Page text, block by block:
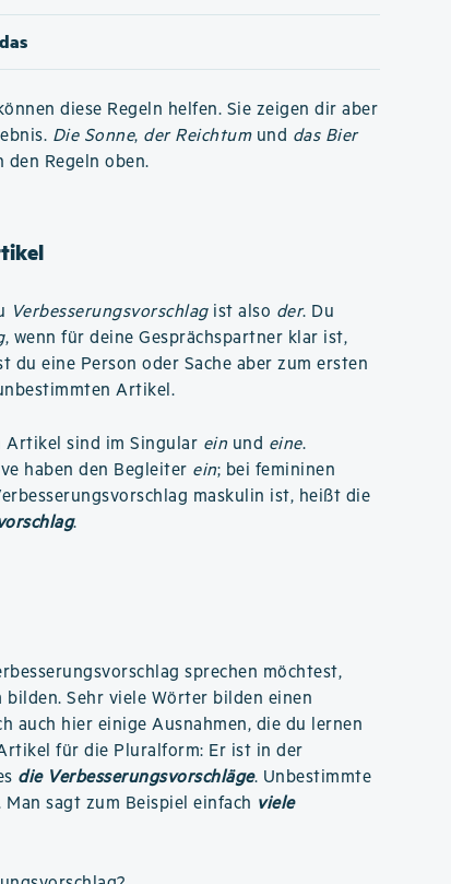
diese Regeln helfen. Sie zeigen dir aber
Die Sonne, der Reichtumund das Bier
den Regeln oben.
Verbesserungsvorschlagist also der. Du
, wenn für deine Gesprächspartner klar ist,
du eine Person oder Sache aber zum ersten
Artikel.
Artikel sind im Singular ein und eine.
haben den Begleiter ein; bei femininen
maskulin ist, heißt die
.
sprechen möchtest,
Sehr viele Wörter bilden einen
auch hier einige Ausnahmen, die du lernen
für die Pluralform: Er ist in der
die Verbesserungsvorschläge. Unbestimmte
sagt zum Beispiel einfach viele